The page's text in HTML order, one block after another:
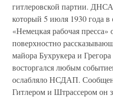
гитлеровской партии.
который 5 июля 1930 года в
«Немецкая рабочая пресса»
поверхностно
майора Бухрукера и
восторгался любым
ослабляло НСДАП.
Гитлером и Штрассером он